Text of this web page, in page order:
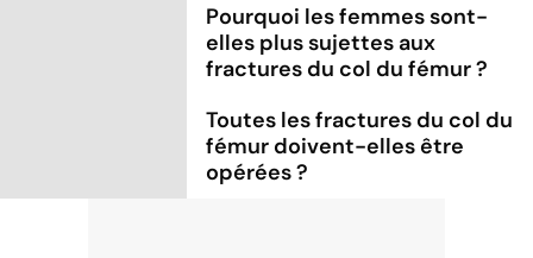
Pourquoi les femmes sont-
elles plus sujettes aux
fractures du col du fémur ?
Toutes les fractures du col du
fémur doivent-elles être
opérées ?